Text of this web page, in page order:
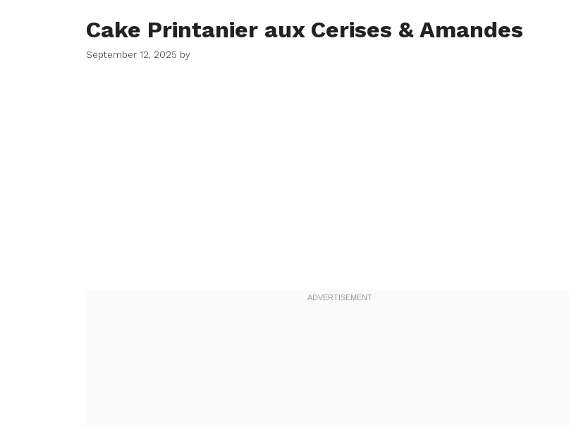
Cake Printanier aux Cerises & Amandes
September 12, 2025 by